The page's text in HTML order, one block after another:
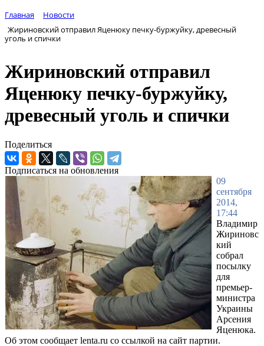
Главная
Новости
Жириновский отправил Яценюку печку-буржуйку, древесный
уголь и спички
Жириновский отправил
Яценюку печку-буржуйку,
древесный уголь и спички
Поделиться
Подписаться на обновления
09
сентября
2014,
17:44
Владимир
Жириновс
кий
собрал
посылку
для
премьер-
министра
Украины
Арсения
Яценюка.
Об этом сообщает lenta.ru со ссылкой на сайт партии.